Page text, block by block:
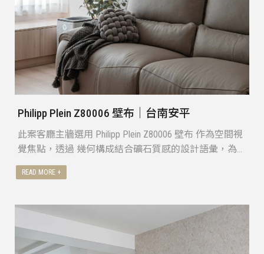
Philipp Plein Z80006 壁布｜台南安平
此案客廳主牆選用 Philipp Plein Z80006 壁布 作為空間視
覺焦點，透過 幾何構成結合礦石質感的設計語彙，為空
間注入低調卻鮮明的個性。
牆面以沉穩灰階為基底，幾何線條在光